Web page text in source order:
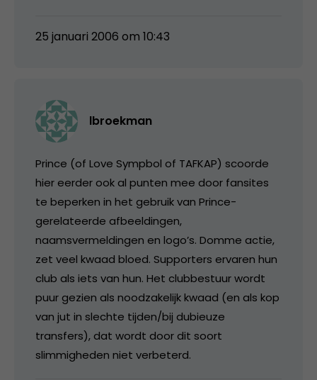
25 januari 2006 om 10:43
lbroekman
Prince (of Love Sympbol of TAFKAP) scoorde
hier eerder ook al punten mee door fansites
te beperken in het gebruik van Prince-
gerelateerde afbeeldingen,
naamsvermeldingen en logo’s. Domme actie,
zet veel kwaad bloed. Supporters ervaren hun
club als iets van hun. Het clubbestuur wordt
puur gezien als noodzakelijk kwaad (en als kop
van jut in slechte tijden/bij dubieuze
transfers), dat wordt door dit soort
slimmigheden niet verbeterd.